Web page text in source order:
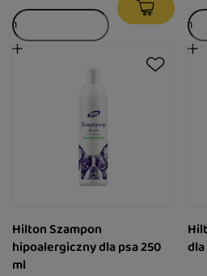
Hilton Szampon
hipoalergiczny dla psa 250
ml